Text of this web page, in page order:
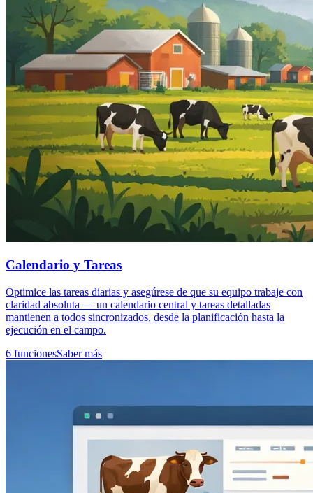
Calendario y Tareas
Optimice las tareas diarias y asegúrese de que su equipo trabaje con
claridad absoluta — un calendario central y tareas detalladas
mantienen a todos sincronizados, desde la planificación hasta la
ejecución en el campo.
6 funcionesSaber más